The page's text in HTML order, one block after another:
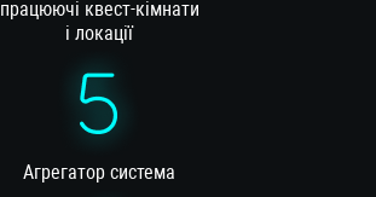
працюючі квест-кімнати
і локації
Агрегатор система